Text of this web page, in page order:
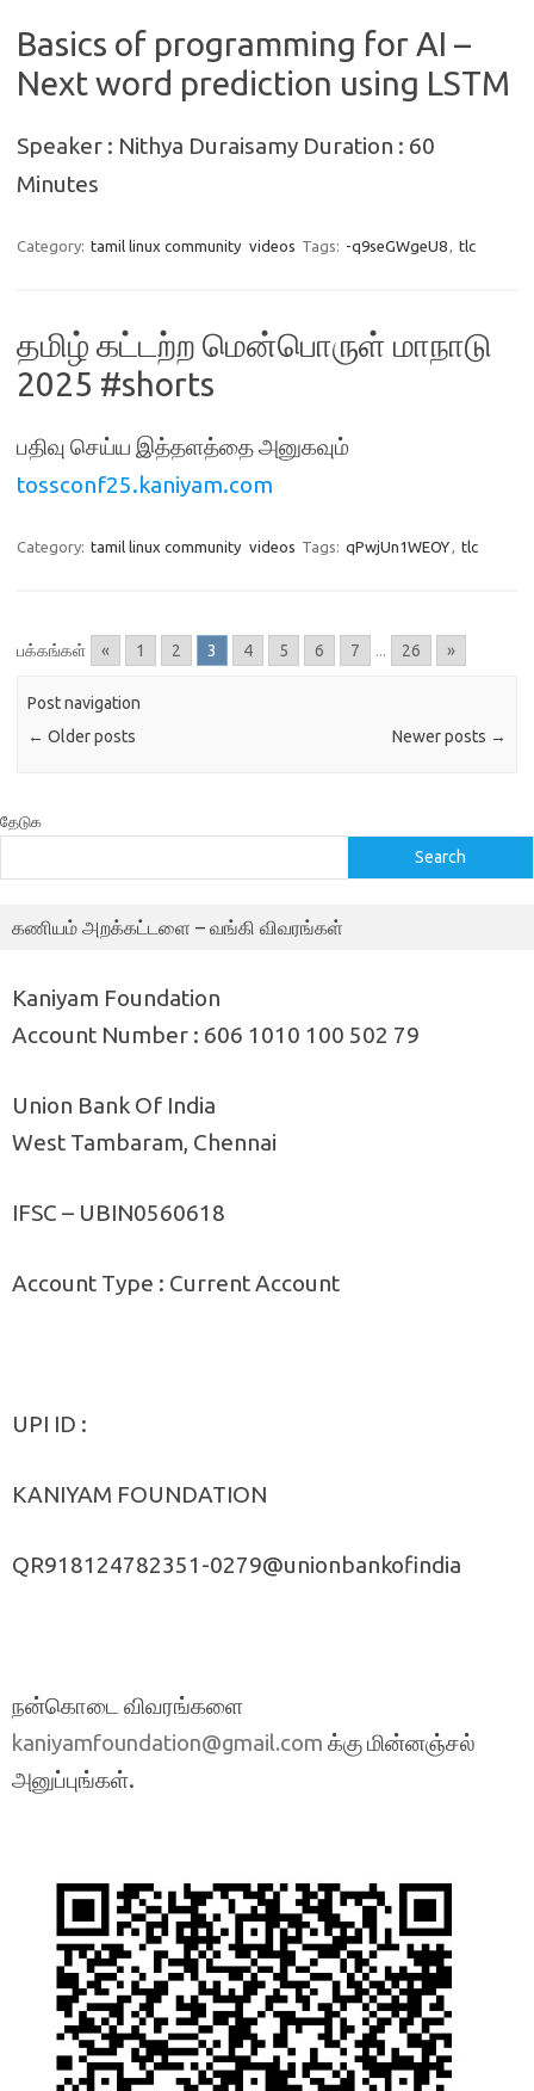
Basics of programming for AI –
Next word prediction using LSTM
Speaker : Nithya Duraisamy Duration : 60
Minutes
Category: tamil linux community videos Tags: -q9seGWgeU8, tlc
தமிழ் கட்டற்ற மென்பொருள் மாநாடு
2025 #shorts
பதிவு செய்ய இத்தளத்தை அனுகவும்
tossconf25.kaniyam.com
Category: tamil linux community videos Tags: qPwjUn1WEOY, tlc
பக்கங்கள் « 1 2 3 4 5 6 7 ... 26 »
Post navigation
← Older posts Newer posts →
தேடுக
Search
கணியம் அறக்கட்டளை – வங்கி விவரங்கள்
Kaniyam Foundation
Account Number : 606 1010 100 502 79
Union Bank Of India
West Tambaram, Chennai
IFSC – UBIN0560618
Account Type : Current Account
UPI ID :
KANIYAM FOUNDATION
QR918124782351-0279@unionbankofindia
நன்கொடை விவரங்களை
kaniyamfoundation@gmail.com க்கு மின்னஞ்சல்
அனுப்புங்கள்.